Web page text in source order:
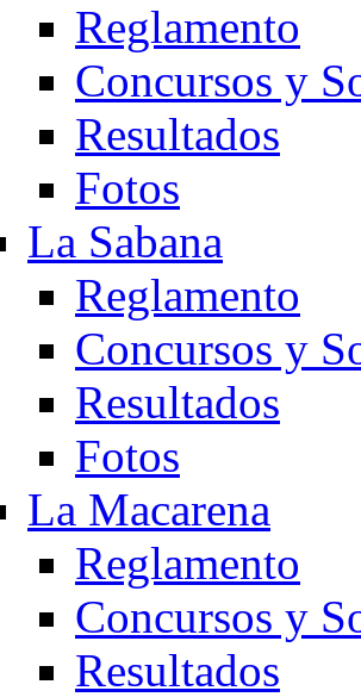
Reglamento
Concursos y
Resultados
Fotos
La Sabana
Reglamento
Concursos y
Resultados
Fotos
La Macarena
Reglamento
Concursos y
Resultados